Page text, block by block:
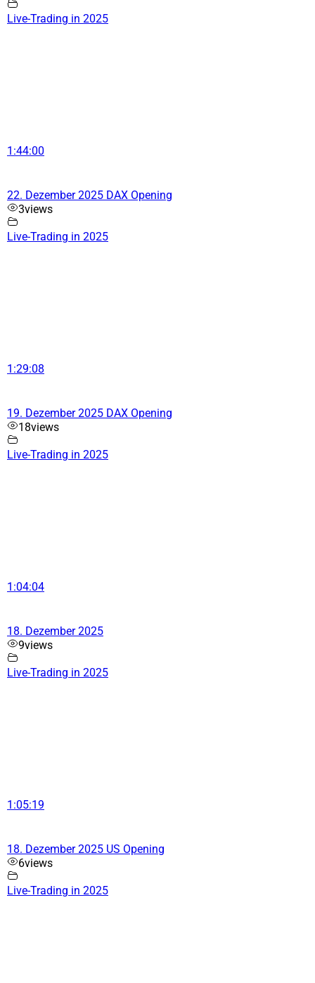
Live-Trading in 2025
1:44:00
22. Dezember 2025 DAX Opening
3views
Live-Trading in 2025
1:29:08
19. Dezember 2025 DAX Opening
18views
Live-Trading in 2025
1:04:04
18. Dezember 2025
9views
Live-Trading in 2025
1:05:19
18. Dezember 2025 US Opening
6views
Live-Trading in 2025